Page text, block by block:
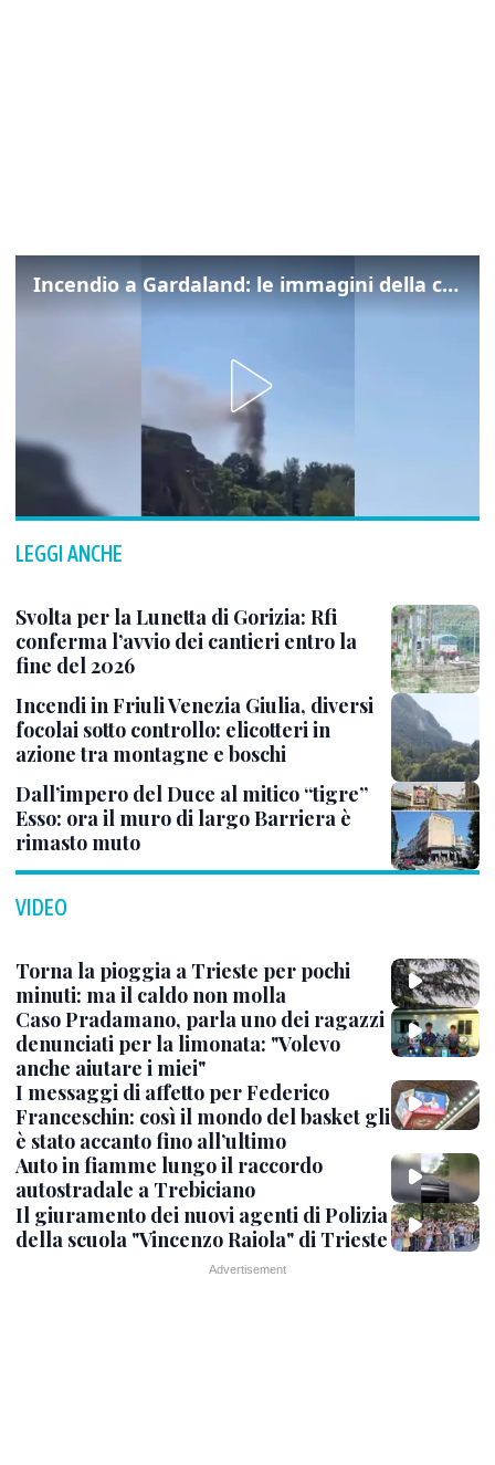
Incendio a Gardaland: le immagini della colonna di fumo
LEGGI ANCHE
Svolta per la Lunetta di Gorizia: Rfi
conferma l’avvio dei cantieri entro la
fine del 2026
Incendi in Friuli Venezia Giulia, diversi
focolai sotto controllo: elicotteri in
azione tra montagne e boschi
Dall’impero del Duce al mitico “tigre”
Esso: ora il muro di largo Barriera è
rimasto muto
VIDEO
Torna la pioggia a Trieste per pochi
minuti: ma il caldo non molla
Caso Pradamano, parla uno dei ragazzi
denunciati per la limonata: "Volevo
anche aiutare i miei"
I messaggi di affetto per Federico
Franceschin: così il mondo del basket gli
è stato accanto fino all’ultimo
Auto in fiamme lungo il raccordo
autostradale a Trebiciano
Il giuramento dei nuovi agenti di Polizia
della scuola "Vincenzo Raiola" di Trieste